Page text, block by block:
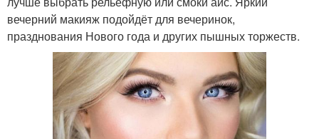
вечерний макияж подойдёт для вечеринок,
празднования Нового года и других пышных торжеств.